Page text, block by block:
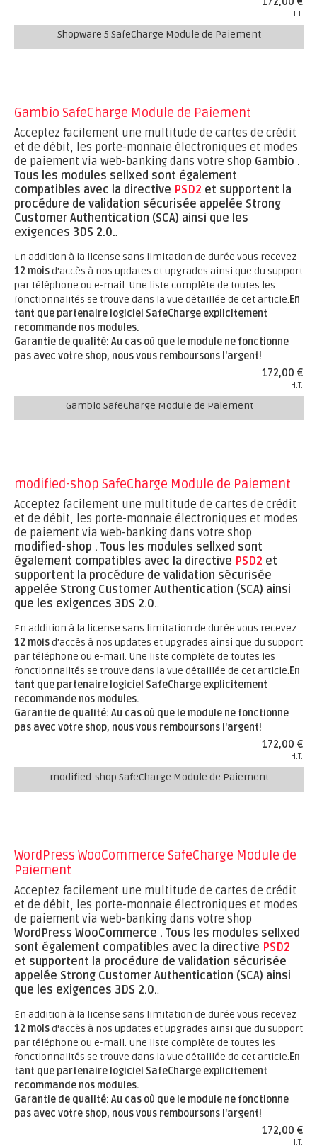
H.T.
Shopware 5 SafeCharge Module de Paiement
Gambio SafeCharge Module de Paiement
Acceptez facilement une multitude de cartes de crédit
et de débit, les porte-monnaie électroniques et modes
de paiement via web-banking dans votre shop Gambio .
Tous les modules sellxed sont également
compatibles avec la directive PSD2 et supportent la
procédure de validation sécurisée appelée Strong
Customer Authentication (SCA) ainsi que les
exigences 3DS 2.0..
En addition à la license sans limitation de durée vous recevez
12 moisd'accès à nos updates et upgrades ainsi que du support
par téléphone ou e-mail. Une liste complète de toutes les
fonctionnalités se trouve dans la vue détaillée de cet article.En
tant que partenaire logiciel SafeCharge explicitement
recommande nos modules.
Garantie de qualité: Au cas où que le module ne fonctionne
pas avec votre shop, nous vous remboursons l'argent!
172,00 €
H.T.
Gambio SafeCharge Module de Paiement
modified-shop SafeCharge Module de Paiement
Acceptez facilement une multitude de cartes de crédit
et de débit, les porte-monnaie électroniques et modes
de paiement via web-banking dans votre shop
modified-shop . Tous les modules sellxed sont
également compatibles avec la directive PSD2 et
supportent la procédure de validation sécurisée
appelée Strong Customer Authentication (SCA) ainsi
que les exigences 3DS 2.0..
En addition à la license sans limitation de durée vous recevez
12 moisd'accès à nos updates et upgrades ainsi que du support
par téléphone ou e-mail. Une liste complète de toutes les
fonctionnalités se trouve dans la vue détaillée de cet article.En
tant que partenaire logiciel SafeCharge explicitement
recommande nos modules.
Garantie de qualité: Au cas où que le module ne fonctionne
pas avec votre shop, nous vous remboursons l'argent!
172,00 €
H.T.
modified-shop SafeCharge Module de Paiement
WordPress WooCommerce SafeCharge Module de
Paiement
Acceptez facilement une multitude de cartes de crédit
et de débit, les porte-monnaie électroniques et modes
de paiement via web-banking dans votre shop
WordPress WooCommerce . Tous les modules sellxed
sont également compatibles avec la directive PSD2
et supportent la procédure de validation sécurisée
appelée Strong Customer Authentication (SCA) ainsi
que les exigences 3DS 2.0..
En addition à la license sans limitation de durée vous recevez
12 moisd'accès à nos updates et upgrades ainsi que du support
par téléphone ou e-mail. Une liste complète de toutes les
fonctionnalités se trouve dans la vue détaillée de cet article.En
tant que partenaire logiciel SafeCharge explicitement
recommande nos modules.
Garantie de qualité: Au cas où que le module ne fonctionne
pas avec votre shop, nous vous remboursons l'argent!
172,00 €
H.T.